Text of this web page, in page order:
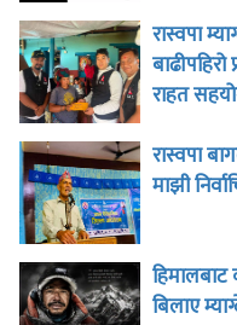
रास्वपा
राहत
रास्वपा
माझी
हिमालबाट
बिलाए